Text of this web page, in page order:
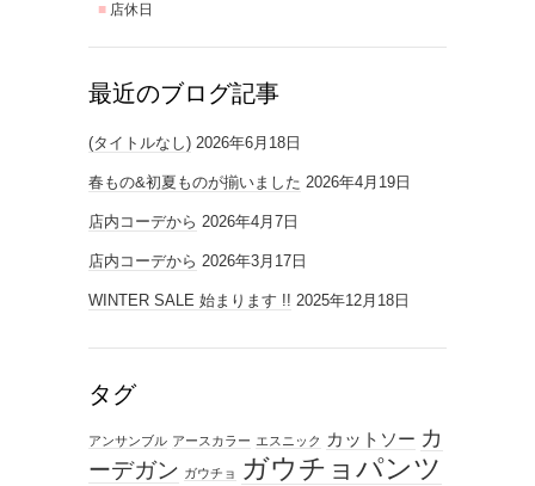
店休日
最近のブログ記事
(タイトルなし) 2026年6月18日
春もの&初夏ものが揃いました 2026年4月19日
店内コーデから 2026年4月7日
店内コーデから 2026年3月17日
WINTER SALE 始まります !! 2025年12月18日
タグ
アンサンブル アースカラー エスニック カットソー カ
ーデガン ガウチョ ガウチョパンツ